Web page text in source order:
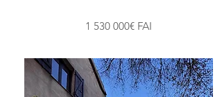
1 530 000€ FAI